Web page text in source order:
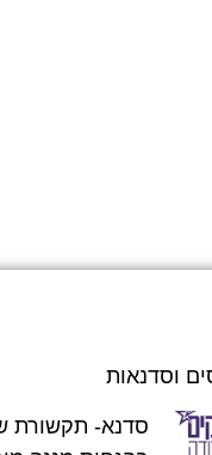
וסדנאות
סדנא- תקשורת